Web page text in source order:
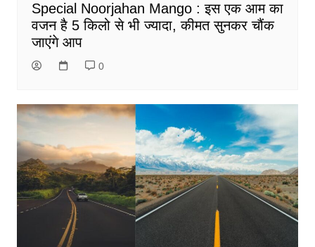
Special Noorjahan Mango : इस एक आम का
वजन है 5 किलो से भी ज्यादा, कीमत सुनकर चौंक
जाएंगे आप
0